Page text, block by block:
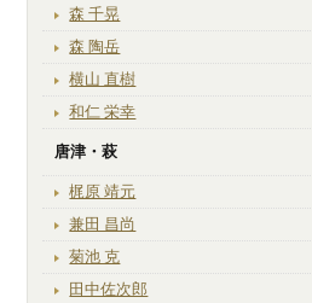
森 千晃
森 陶岳
横山 直樹
和仁 栄幸
唐津・萩
梶原 靖元
兼田 昌尚
菊池 克
田中佐次郎